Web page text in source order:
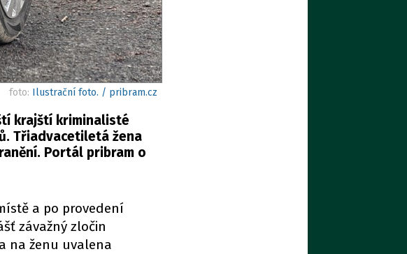
foto: Ilustrační foto. / pribram.cz
krajští kriminalisté
Třiadvacetiletá žena
Portál pribram o
a po provedení
závažný zločin
na ženu uvalena